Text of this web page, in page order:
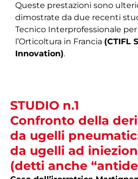
Queste prestazioni sono
dimostrate da due recenti
Tecnico Interprofessionale
l’Orticoltura in Francia (CTIFL
Innovation).
STUDIO n.1
Confronto della
da ugelli
da ugelli ad
(detti anche